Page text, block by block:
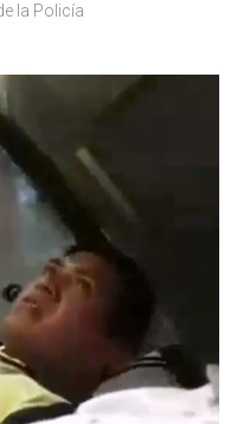
la Policía